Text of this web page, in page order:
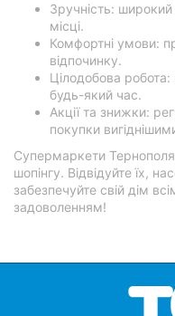
Зручність:
місці.
Комфортні умови:
відпочинку.
Цілодобова
будь-який час.
Акції та знижки:
покупки
Супермаркети Тернополя
шопінгу. Відвідуйте їх,
забезпечуйте свій дім
задоволенням!